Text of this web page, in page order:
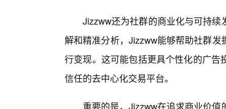
Jizzww还为社群的商业化与可持
解和精准分析，Jizzww能够帮助社群
行变现。这可能包括更具个性化的广
信任的去中心化交易平台。
重要的是，Jizzww在追求商业价